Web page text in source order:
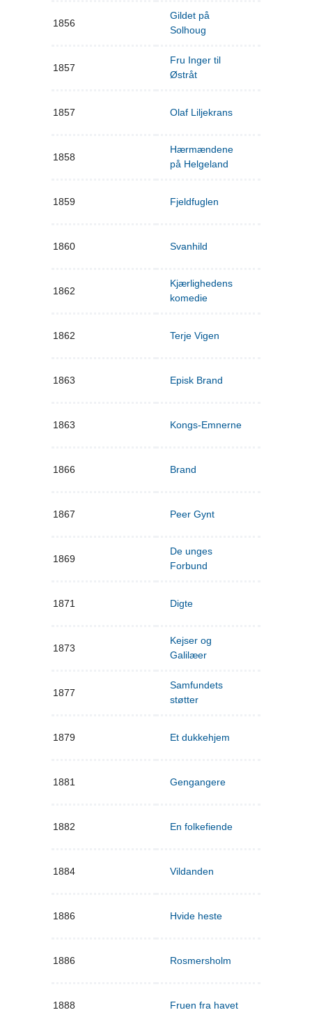
1856
Gildet på
Solhoug
1857
Fru Inger til
Østråt
1857 Olaf Liljekrans
1858
Hærmændene
på Helgeland
1859 Fjeldfuglen
1860 Svanhild
1862
Kjærlighedens
komedie
1862 Terje Vigen
1863 Episk Brand
1863 Kongs-Emnerne
1866 Brand
1867 Peer Gynt
1869
De unges
Forbund
1871 Digte
1873
Kejser og
Galilæer
1877
Samfundets
støtter
1879 Et dukkehjem
1881 Gengangere
1882 En folkefiende
1884 Vildanden
1886 Hvide heste
1886 Rosmersholm
1888 Fruen fra havet